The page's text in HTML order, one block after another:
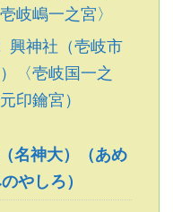
岐嶋一之宮〉
興神社（壱岐市
〈壱岐国一之
印鑰宮）
名神大）（あめ
やしろ）